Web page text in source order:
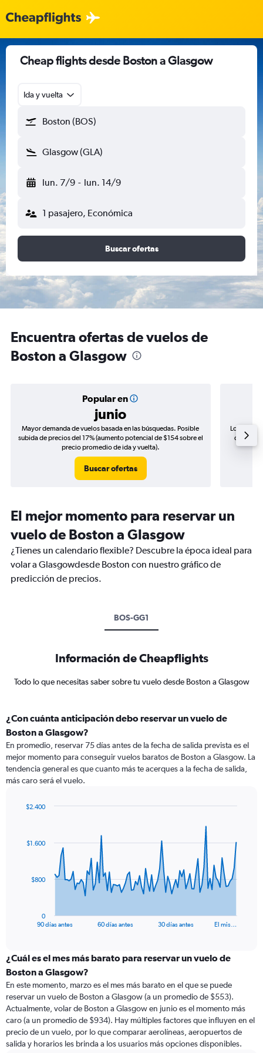
Cheap flights desde Boston a Glasgow
Ida y vuelta
Boston (BOS)
Glasgow (GLA)
lun. 7/9 - lun. 14/9
1 pasajero, Económica
Buscar ofertas
Encuentra ofertas de vuelos de
Boston a Glasgow
Popular en
junio
Mayor demanda de vuelos basada en las búsquedas. Posible
subida de precios del 17% (aumento potencial de $154 sobre el
precio promedio de ida y vuelta).
Buscar ofertas
Los
de
El mejor momento para reservar un
vuelo de Boston a Glasgow
¿Tienes un calendario flexible? Descubre la época ideal para
volar a Glasgowdesde Boston con nuestro gráfico de
predicción de precios.
BOS-GG1
Información de Cheapflights
Todo lo que necesitas saber sobre tu vuelo desde Boston a Glasgow
¿Con cuánta anticipación debo reservar un vuelo de
Boston a Glasgow?
En promedio, reservar 75 días antes de la fecha de salida prevista es el
mejor momento para conseguir vuelos baratos de Boston a Glasgow. La
tendencia general es que cuanto más te acerques a la fecha de salida,
más caro será el vuelo.
data
The
categories.
Range:
categories.
The
chart
has
1
Y
90 días antes 60 días antes 30 días antes El mis…
0
$800
$1.600
$2.400
¿Cuál es el mes más barato para reservar un vuelo de
Boston a Glasgow?
En este momento, marzo es el mes más barato en el que se puede
reservar un vuelo de Boston a Glasgow (a un promedio de $553).
Actualmente, volar de Boston a Glasgow en junio es el momento más
caro (a un promedio de $934). Hay múltiples factores que influyen en el
precio de un vuelo, por lo que comparar aerolíneas, aeropuertos de
salida y horarios les brinda a los usuarios más opciones disponibles.